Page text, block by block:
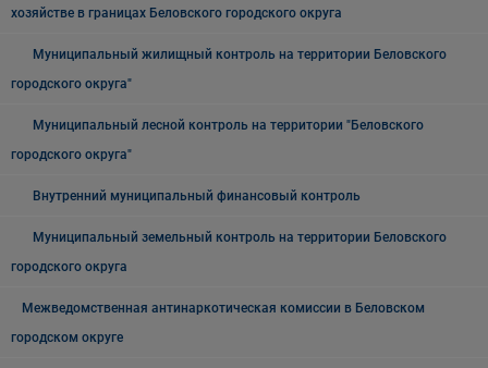
хозяйстве в границах Беловского городского округа
Муниципальный жилищный контроль на территории Беловского
городского округа"
Муниципальный лесной контроль на территории "Беловского
городского округа"
Внутренний муниципальный финансовый контроль
Муниципальный земельный контроль на территории Беловского
городского округа
Межведомственная антинаркотическая комиссии в Беловском
городском округе